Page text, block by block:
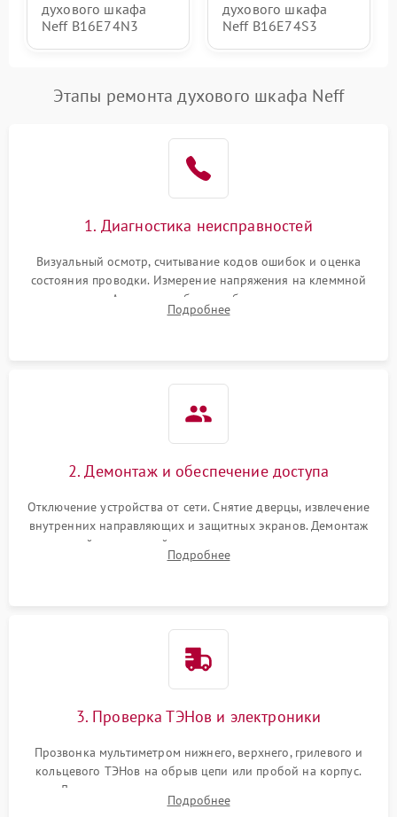
духового шкафа
Neff B16E74N3
духового шкафа
Neff B16E74S3
Этапы ремонта духового шкафа Neff
1. Диагностика неисправностей
Визуальный осмотр, считывание кодов ошибок и оценка
состояния проводки. Измерение напряжения на клеммной
колодке. Анализ жалоб на проблемы с нагревом,
конвекцией, панелью управления или блокировкой дверцы.
Подробнее
2. Демонтаж и обеспечение доступа
Отключение устройства от сети. Снятие дверцы, извлечение
внутренних направляющих и защитных экранов. Демонтаж
задней или верхней панели для прямого доступа к
нагревательным элементам, плате и вентиляторам.
Подробнее
3. Проверка ТЭНов и электроники
Прозвонка мультиметром нижнего, верхнего, грилевого и
кольцевого ТЭНов на обрыв цепи или пробой на корпус.
Диагностика термостата, датчиков температуры,
переключателя режимов и мотора конвекции.
Подробнее